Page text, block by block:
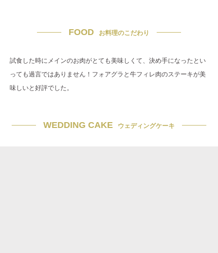
FOOD お料理のこだわり
試食した時にメインのお肉がとても美味しくて、決め手になったとい
っても過言ではありません！フォアグラと牛フィレ肉のステーキが美
味しいと好評でした。
WEDDING CAKE ウェディングケーキ